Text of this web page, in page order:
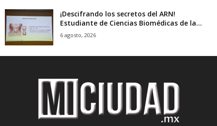
¡Descifrando los secretos del ARN!
Estudiante de Ciencias Biomédicas de la...
6 agosto, 2026